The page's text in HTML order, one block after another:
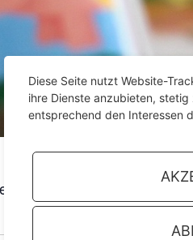
Jahr mit einem Stand
Diese Seite nutzt Website-
ihre Dienste anzubieten,
entsprechend den Interessen